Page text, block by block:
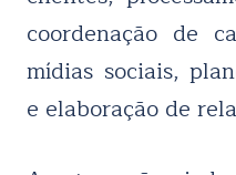
coordenação de
mídias sociais,
e elaboração de